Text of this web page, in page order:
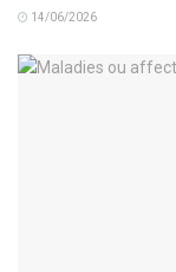
14/06/2026